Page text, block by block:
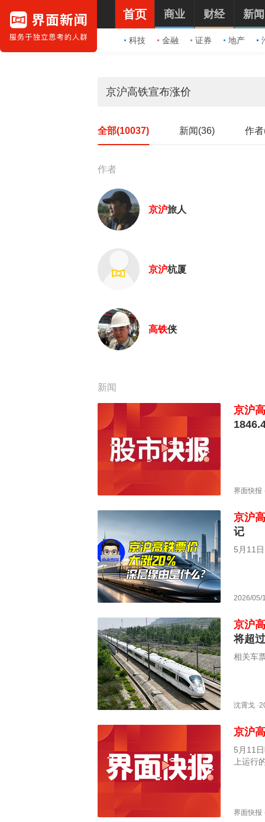
首页
科技 金融 证券 地产
商业 财经 新闻
全部(10037) 新闻(36) 作
作者
京沪旅人
京沪杭厦
高铁侠
新闻
京沪
界面快报
京沪
记
5月11
2026/05/
京沪
将超
相关车
沈霄戈 ·
京沪
5月11
上运行
界面快报